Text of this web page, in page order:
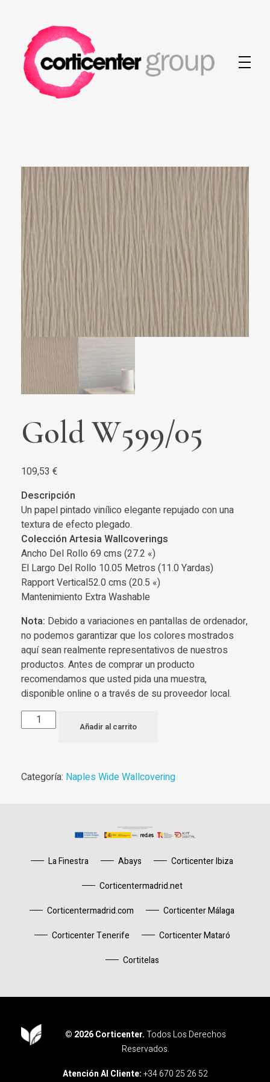
Gold W599/05
109,53 €
Descripción
Un papel pintado vinílico elegante repujado con una
textura de efecto plegado.
Colección Artesia Wallcoverings
Ancho Del Rollo 69 cms (27.2 «)
El Largo Del Rollo 10.05 Metros (11.0 Yardas)
Rapport Vertical52.0 cms (20.5 «)
Mantenimiento Extra Washable
Nota: Debido a variaciones en pantallas de ordenador,
no podemos garantizar que los colores mostrados
aquí sean realmente representativos de nuestros
productos. Antes de comprar un producto
recomendamos que usted pida una muestra,
disponible online o a través de su proveedor local.
Añadir al carrito
Categoría: Naples Wide Wallcovering
La Finestra Abays
Corticenter Ibiza
Corticentermadrid.net
Corticentermadrid.com
Corticenter Málaga
Corticenter Tenerife
Corticenter Mataró
Cortitelas
© 2026 Corticenter.Todos Los Derechos
Reservados.
Atención Al Cliente:+34 670 25 26 52